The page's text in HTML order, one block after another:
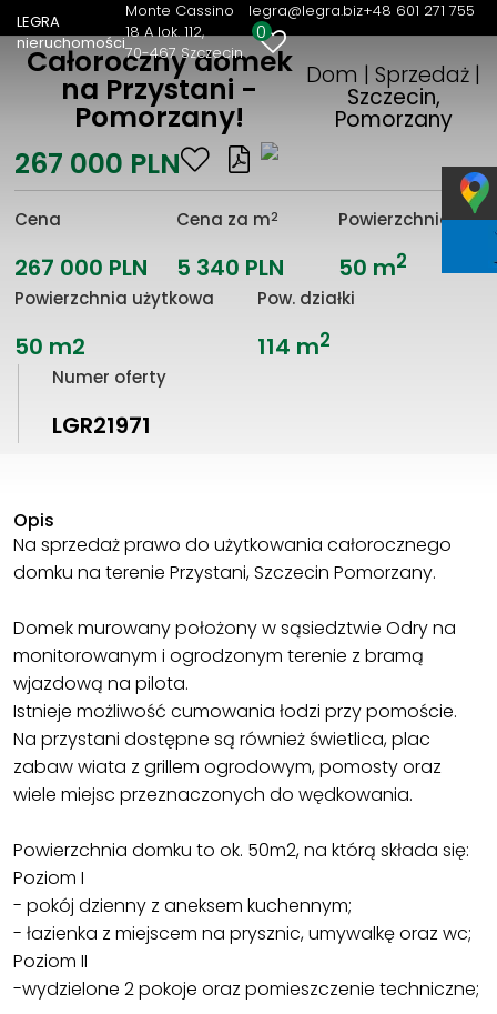
LEGRA
nieruchomości
Monte Cassino
18 A lok. 112
70-467 Szczecin
legra@legra.biz+48 601 271 755
0
Całoroczny domek
na Przystani -
Pomorzany!
Dom | Sprzedaż |
Szczecin,
Pomorzany
267 000 PLN
Cena
267 000 PLN
Cena za m2
5 340 PLN
Powierzchnia
50 m2
Powierzchnia użytkowa
50 m2
Pow. działki
114 m2
Numer oferty
LGR21971
Opis
Na sprzedaż prawo do użytkowania całorocznego
domku na terenie Przystani, Szczecin Pomorzany.
Domek murowany położony w sąsiedztwie Odry na
monitorowanym i ogrodzonym terenie z bramą
wjazdową na pilota.
Istnieje możliwość cumowania łodzi przy pomoście.
Na przystani dostępne są również świetlica, plac
zabaw wiata z grillem ogrodowym, pomosty oraz
wiele miejsc przeznaczonych do wędkowania.
Powierzchnia domku to ok. 50m2, na którą składa się:
Poziom I
- pokój dzienny z aneksem kuchennym;
- łazienka z miejscem na prysznic, umywalkę oraz wc;
Poziom II
-wydzielone 2 pokoje oraz pomieszczenie techniczne;